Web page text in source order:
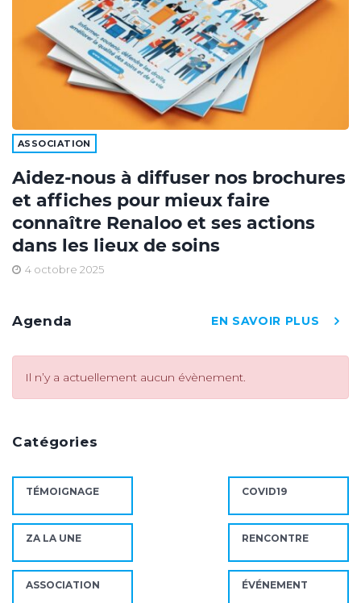
ASSOCIATION
Aidez-nous à diffuser nos brochures
et affiches pour mieux faire
connaître Renaloo et ses actions
dans les lieux de soins
4 octobre 2025
Agenda EN SAVOIR PLUS
Il n’y a actuellement aucun évènement.
Catégories
TÉMOIGNAGE COVID19
ZA LA UNE RENCONTRE
ASSOCIATION ÉVÉNEMENT